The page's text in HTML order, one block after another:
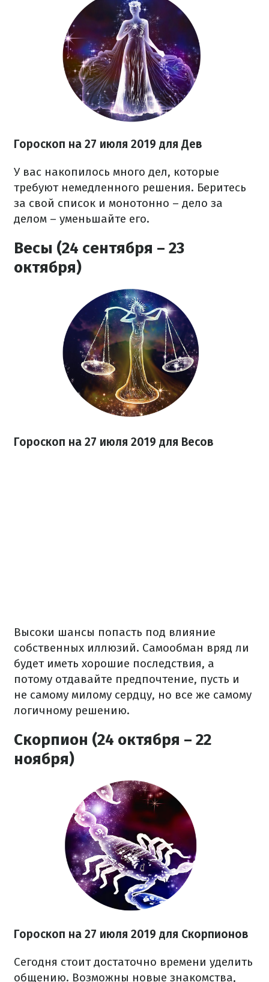
Гороскоп на 27 июля 2019 для Дев
У вас накопилось много дел, которые
требуют немедленного решения. Беритесь
за свой список и монотонно – дело за
делом – уменьшайте его.
Весы (24 сентября – 23
октября)
Гороскоп на 27 июля 2019 для Весов
Высоки шансы попасть под влияние
собственных иллюзий. Самообман вряд ли
будет иметь хорошие последствия, а
потому отдавайте предпочтение, пусть и
не самому милому сердцу, но все же самому
логичному решению.
Скорпион (24 октября – 22
ноября)
Гороскоп на 27 июля 2019 для Скорпионов
Сегодня стоит достаточно времени уделить
общению. Возможны новые знакомства,